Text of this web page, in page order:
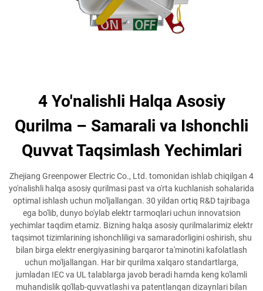
4 Yo'nalishli Halqa Asosiy
Qurilma – Samarali va Ishonchli
Quvvat Taqsimlash Yechimlari
Zhejiang Greenpower Electric Co., Ltd. tomonidan ishlab chiqilgan 4
yo'nalishli halqa asosiy qurilmasi past va o'rta kuchlanish sohalarida
optimal ishlash uchun mo'ljallangan. 30 yildan ortiq R&D tajribaga
ega bo'lib, dunyo bo'ylab elektr tarmoqlari uchun innovatsion
yechimlar taqdim etamiz. Bizning halqa asosiy qurilmalarimiz elektr
taqsimot tizimlarining ishonchliligi va samaradorligini oshirish, shu
bilan birga elektr energiyasining barqaror ta'minotini kafolatlash
uchun mo'ljallangan. Har bir qurilma xalqaro standartlarga,
jumladan IEC va UL talablarga javob beradi hamda keng ko'lamli
muhandislik qo'llab-quvvatlashi va patentlangan dizaynlari bilan